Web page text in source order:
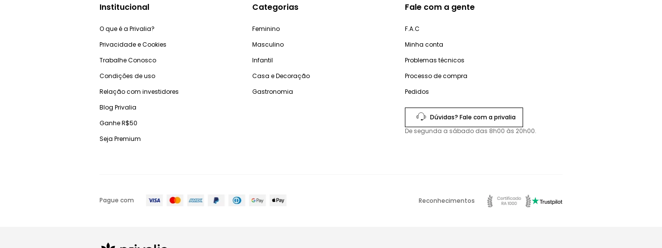
Institucional
O que é a Privalia?
Privacidade e Cookies
Trabalhe Conosco
Condições de uso
Relação com investidores
Blog Privalia
Ganhe R$50
Seja Premium
Categorias
Feminino
Masculino
Infantil
Casa e Decoração
Gastronomia
Fale com a gente
F.A.C
Minha conta
Problemas técnicos
Processo de compra
Pedidos
Dúvidas? Fale com a privalia
De segunda a sábado das 8h00 às 20h00.
Pague com Reconhecimentos